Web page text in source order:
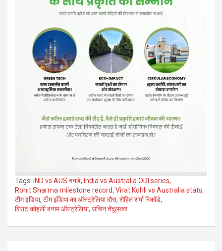
Tags: IND vs AUS वनडे, India vs Australia ODI series,
Rohit Sharma milestone record, Virat Kohli vs Australia stats,
टीम इंडिया, टीम इंडिया का ऑस्ट्रेलिया दौरा, रोहित शर्मा रिकॉर्ड,
विराट कोहली बनाम ऑस्ट्रेलिया, सचिन तेंदुलकर